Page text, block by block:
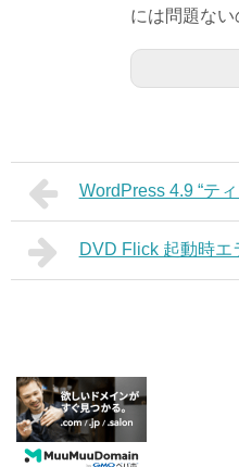
には問題ない
WordPress 4.9 “テ
DVD Flick 起動時エ